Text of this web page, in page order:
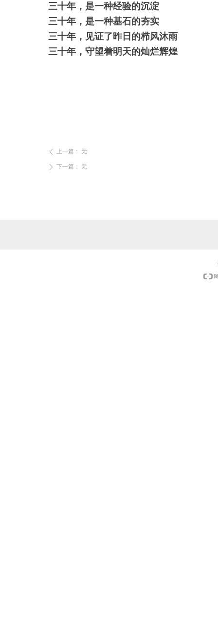
ꄴ 上一篇： 无
三十年，是一种经验的沉淀
三十年，是一种基石的夯实
三十年，见证了昨日的栉风沐雨
三十年，守望着明天的灿烂辉煌
ꄲ 下一篇： 无